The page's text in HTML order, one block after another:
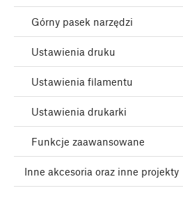
Górny pasek narzędzi
Ustawienia druku
Ustawienia filamentu
Ustawienia drukarki
Funkcje zaawansowane
Inne akcesoria oraz inne projekty